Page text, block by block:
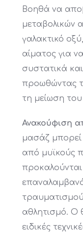
Βοηθά να
μεταβολικών
γαλακτικό
αίματος για
συστατικά
προωθώντας
τη μείωση
Ανακούφιση
μασάζ
από μυϊκούς
αθλητισμό. Ο
ειδικές